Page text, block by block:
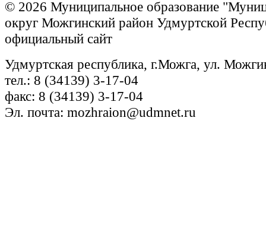
© 2026 Муниципальное образование
округ Можгинский район Удмуртской
официальный сайт
Удмуртская республика, г.Можга, ул.
тел.: 8 (34139) 3-17-04
факс: 8 (34139) 3-17-04
Эл. почта: mozhraion@udmnet.ru